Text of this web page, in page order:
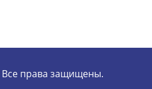
права защищены.